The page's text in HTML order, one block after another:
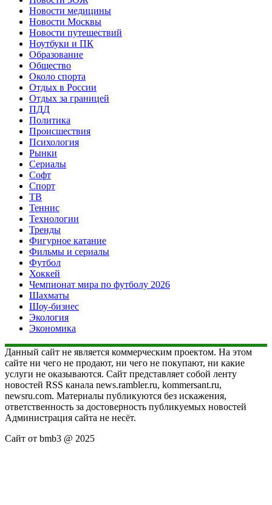
Новости медицины
Новости Москвы
Новости путешествий
Ноутбуки и ПК
Образование
Общество
Около спорта
Отдых в России
Отдых за границей
ПДД
Политика
Происшествия
Психология
Рынки
Сериалы
Софт
Спорт
ТВ
Теннис
Технологии
Тренды
Фигурное катание
Фильмы и сериалы
Футбол
Хоккей
Чемпионат мира по футболу 2026
Шахматы
Шоу-бизнес
Экология
Экономика
Данный сайт не является коммерческим проектом. На этом
сайте ни чего не продают, ни чего не покупают, ни какие
услуги не оказываются. Сайт представляет собой ленту
новостей RSS канала news.rambler.ru, kommersant.ru,
newsru.com. Материалы публикуются без искажения,
ответственность за достоверность публикуемых новостей
Администрация сайта не несёт.
Сайт от bmb3 @ 2025